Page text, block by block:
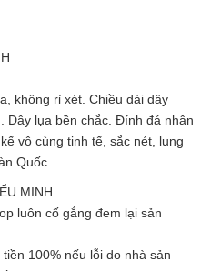
không rỉ xét. Chiều dài dây
Dây lụa bền chắc. Đính đá nhân
vô cùng tinh tế, sắc nét, lung
Quốc.
MINH
luôn cố gắng đem lại sản
100% nếu lỗi do nhà sản